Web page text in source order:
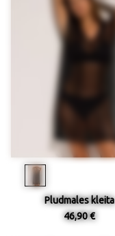
Pludmales kleita
46,90 €